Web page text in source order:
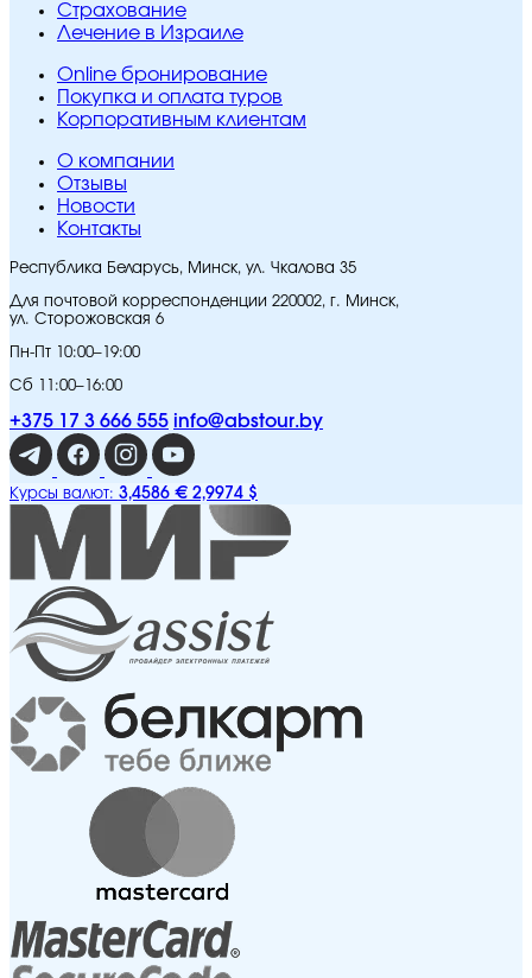
Страхование
Лечение в Израиле
Online бронирование
Покупка и оплата туров
Корпоративным клиентам
O компании
Отзывы
Новости
Контакты
Республика Беларусь, Минск, ул. Чкалова 35
Для почтовой корреспонденции 220002, г. Минск,
ул. Сторожовская 6
Пн-Пт 10:00–19:00
Сб 11:00–16:00
+375 17 3 666 555 info@abstour.by
Курсы валют: 3,4586 € 2,9974 $